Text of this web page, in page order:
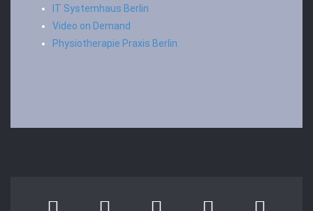
IT Systemhaus Berlin
Video on Demand
Physiotherapie Praxis Berlin